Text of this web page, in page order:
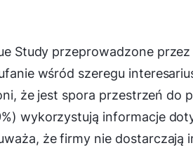
Study przeprowadzone
wśród szeregu
że jest spora przestrzeń do
wykorzystują informacje
że firmy nie dostarczają